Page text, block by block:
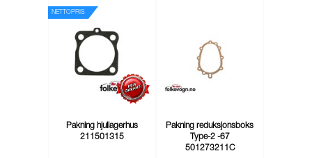
NETTOPRIS
Pakning hjullagerhus
211501315
Pakning reduksjonsboks
Type-2 -67
501273211C